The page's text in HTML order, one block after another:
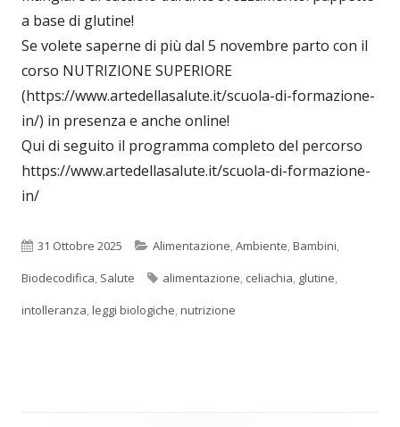
a base di glutine!
Se volete saperne di più dal 5 novembre parto con il
corso NUTRIZIONE SUPERIORE
(https://www.artedellasalute.it/scuola-di-formazione-
in/) in presenza e anche online!
Qui di seguito il programma completo del percorso
https://www.artedellasalute.it/scuola-di-formazione-
in/
Pubblicato
31 Ottobre 2025 Categorie
Alimentazione,Ambiente,Bambini,
Biodecodifica, Salute Tag
alimentazione, celiachia, glutine,
intolleranza,leggi biologiche,nutrizione